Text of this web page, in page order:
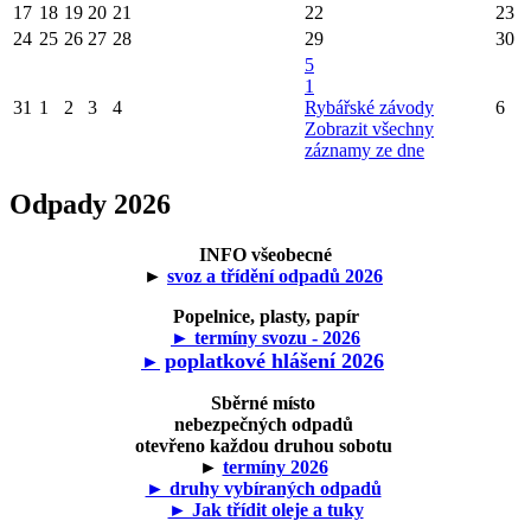
17 18 19 20 21 22
23
24 25 26 27 28 29 30
31 1 2 3 4
5
1
Rybářské závody
Zobrazit všechny
záznamy ze dne
6
Odpady 2026
INFO všeobecné
► svoz a třídění odpadů 2026
Popelnice, plasty, papír
► termíny svozu - 2026
► poplatkové hlášení 2026
Sběrné místo
nebezpečných odpadů
otevřeno každou druhou sobotu
► termíny 2026
► druhy vybíraných odpadů
► Jak třídit oleje a tuky